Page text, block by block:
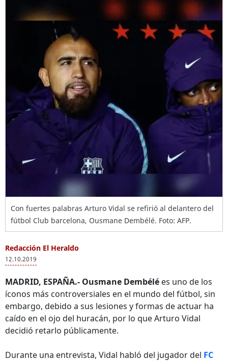
Con fuertes palabras Arturo Vidal se refirió al delantero del
fútbol Club barcelona, Ousmane Dembélé. Foto: AFP.
Redacción El Heraldo
12.10.2019
MADRID, ESPAÑA.- Ousmane Dembélé es uno de los
íconos más controversiales en el mundo del fútbol, sin
embargo, debido a sus lesiones y formas de actuar ha
caído en el ojo del huracán, por lo que Arturo Vidal
decidió retarlo públicamente.
Durante una entrevista, Vidal habló del jugador del FC